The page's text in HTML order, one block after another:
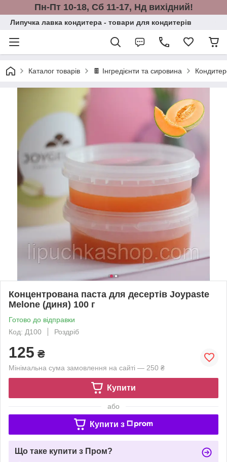
Пн-Пт 10-18, Сб 11-17, Нд вихідний!
Липучка лавка кондитера - товари для кондитерів
Каталог товарів 🍫 Інгредієнти та сировина
Концентрована паста для десертів Joypaste
Melone (диня) 100 г
Готово до відправки
Код: Д100
Роздріб
125 ₴
Мінімальна сума замовлення на сайті — 250 ₴
Купити
або
Купити з
Що таке купити з Пром?